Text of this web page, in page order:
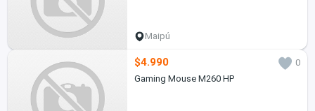
Maipú
$4.990
0
Gaming Mouse M260 HP